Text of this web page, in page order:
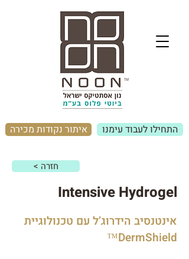
איתור נקודות מכירה התחילו לעבוד עימנו
< חזרה
Intensive Hydrogel
אינטנסיב הידרוג’ל עם טכנולוגיית
DermShield™